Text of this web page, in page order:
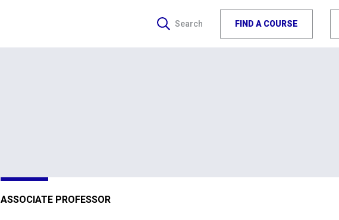
Search FIND A COURSE
ASSOCIATE PROFESSOR